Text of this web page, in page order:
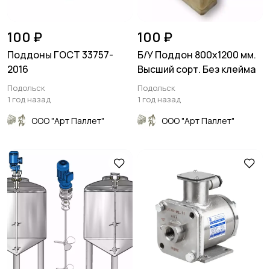
100 ₽
Поддоны ГОСТ 33757-
2016
Подольск
1 год назад
ООО "Арт Паллет"
100 ₽
Б/У Поддон 800х1200 мм.
Высший сорт. Без клейма
Подольск
1 год назад
ООО "Арт Паллет"